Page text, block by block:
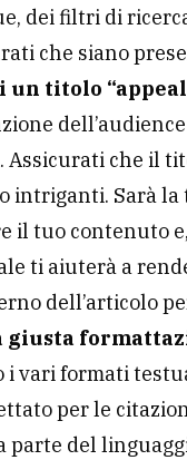
dei filtri di
che siano
un titolo
Assicurati che il
intriganti. Sarà la
il tuo contenuto
ti aiuterà a
dell’articolo
giusta
i vari formati
per le
parte del